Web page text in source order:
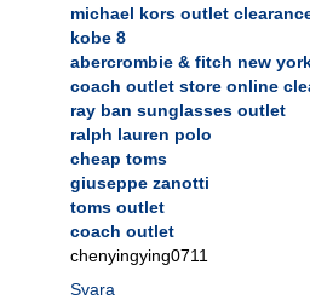
michael kors outlet
kobe 8
abercrombie & fitch new
coach outlet store online
ray ban sunglasses outlet
ralph lauren polo
cheap toms
giuseppe zanotti
toms outlet
coach outlet
chenyingying0711
Svara